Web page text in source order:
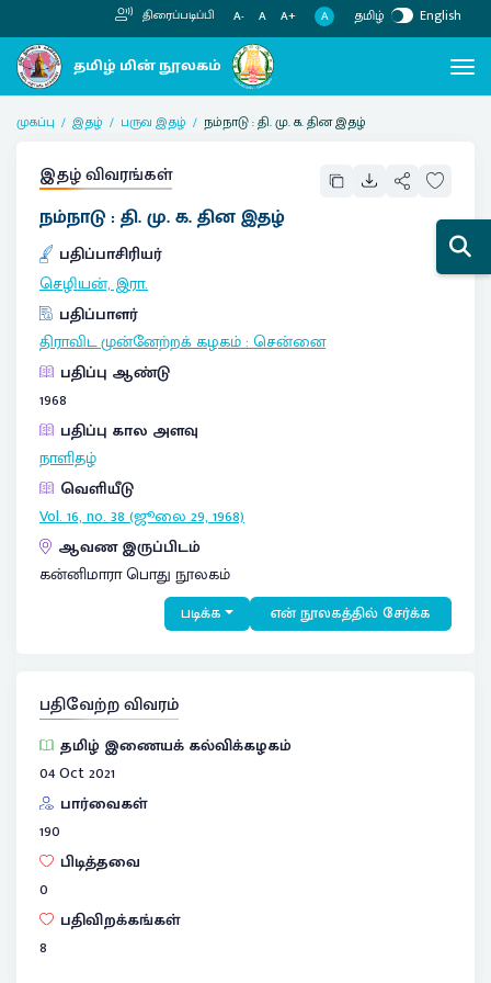
திரைப்படிப்பி A- A A+ A தமிழ் English
முகப்பு இதழ் பருவ இதழ் நம்நாடு : தி. மு. க. தின இதழ்
இதழ் விவரங்கள்
நம்நாடு : தி. மு. க. தின இதழ்
பதிப்பாசிரியர்
செழியன், இரா.
பதிப்பாளர்
திராவிட முன்னேற்றக் கழகம்:சென்னை
பதிப்பு ஆண்டு
1968
பதிப்பு கால அளவு
நாளிதழ்
வெளியீடு
Vol. 16, no. 38 (ஜூலை 29, 1968)
ஆவண இருப்பிடம்
கன்னிமாரா பொது நூலகம்
படிக்க என் நூலகத்தில் சேர்க்க
பதிவேற்ற விவரம்
தமிழ் இணையக் கல்விக்கழகம்
04 Oct 2021
பார்வைகள்
190
பிடித்தவை
0
பதிவிறக்கங்கள்
8